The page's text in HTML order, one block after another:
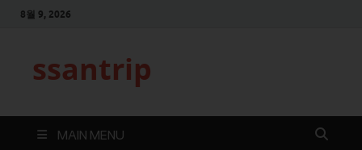
8월 9, 2026
ssantrip
MAIN MENU